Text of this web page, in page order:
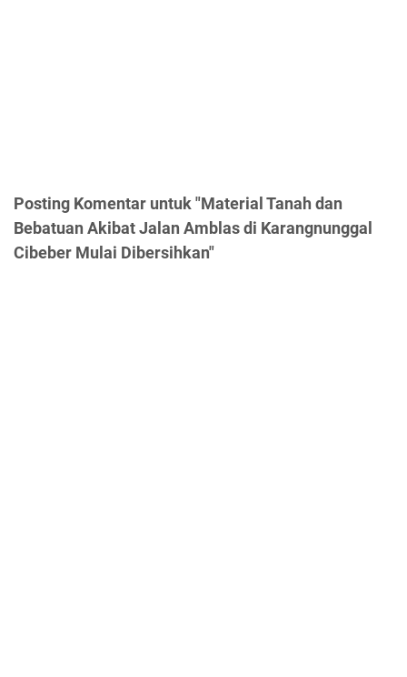
Posting Komentar untuk "Material Tanah dan
Bebatuan Akibat Jalan Amblas di Karangnunggal
Cibeber Mulai Dibersihkan"